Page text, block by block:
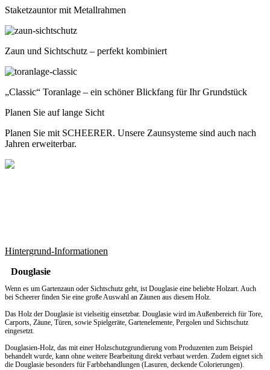
Staketzauntor mit Metallrahmen
Zaun und Sichtschutz – perfekt kombiniert
„Classic“ Toranlage – ein schöner Blickfang für Ihr Grundstück
Planen Sie auf lange Sicht
Planen Sie mit SCHEERER. Unsere Zaunsysteme sind auch nach
Jahren erweiterbar.
Hintergrund-Informationen
Douglasie
Wenn es um Gartenzaun oder Sichtschutz geht, ist Douglasie eine beliebte Holzart. Auch
bei Scheerer finden Sie eine große Auswahl an Zäunen aus diesem Holz.
Das Holz der Douglasie ist vielseitig einsetzbar. Douglasie wird im Außenbereich für Tore,
Carports, Zäune, Türen, sowie Spielgeräte, Gartenelemente, Pergolen und Sichtschutz
eingesetzt.
Douglasien-Holz, das mit einer Holzschutzgrundierung vom Produzenten zum Beispiel
behandelt wurde, kann ohne weitere Bearbeitung direkt verbaut werden. Zudem eignet sich
die Douglasie besonders für Farbbehandlungen (Lasuren, deckende Colorierungen).